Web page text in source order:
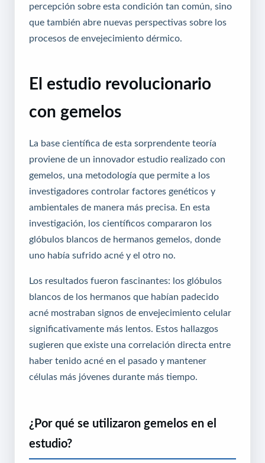
percepción sobre esta condición tan común, sino
que también abre nuevas perspectivas sobre los
procesos de envejecimiento dérmico.
El estudio revolucionario
con gemelos
La base científica de esta sorprendente teoría
proviene de un innovador estudio realizado con
gemelos, una metodología que permite a los
investigadores controlar factores genéticos y
ambientales de manera más precisa. En esta
investigación, los científicos compararon los
glóbulos blancos de hermanos gemelos, donde
uno había sufrido acné y el otro no.
Los resultados fueron fascinantes: los glóbulos
blancos de los hermanos que habían padecido
acné mostraban signos de envejecimiento celular
significativamente más lentos. Estos hallazgos
sugieren que existe una correlación directa entre
haber tenido acné en el pasado y mantener
células más jóvenes durante más tiempo.
¿Por qué se utilizaron gemelos en el
estudio?